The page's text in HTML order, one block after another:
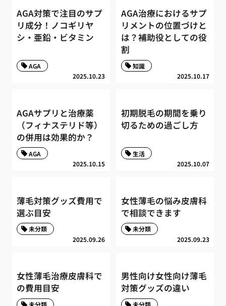
AGA対策で注目のサプ
リ成分！ノコギリヤ
シ・亜鉛・ビタミン
2025.10.23
AGA
AGA治療におけるサプ
リメントの位置づけと
は？補助役としての役
割
2025.10.17
知識
AGAサプリと治療薬
（フィナステリド等）
の併用は効果的か？
2025.10.15
AGA
初期脱毛の期間を乗り
切るための過ごし方
2025.10.07
生活
薄毛対策グッズ費用で
選ぶ目安
2025.09.26
未分類
女性薄毛の悩み皮膚科
で相談できます
2025.09.23
未分類
女性薄毛治療皮膚科で
の費用目安
男性向け女性向け薄毛
対策グッズの違い